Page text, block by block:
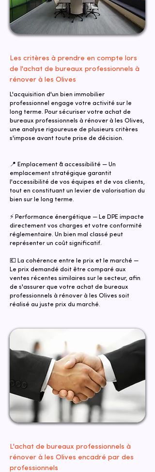
Les critères à prendre en compte lors
de l'achat de bureaux professionnels à
rénover à les Olives
L'acquisition d'un bien immobilier
professionnel engage votre activité sur le
long terme. Pour sécuriser votre achat de
bureaux professionnels à rénover à les Olives,
une analyse rigoureuse de plusieurs critères
s'impose avant toute prise de décision.
📍 Emplacement & accessibilité — Un
emplacement stratégique garantit
l'accessibilité de vos équipes et de vos clients,
tout en constituant un levier de valorisation du
bien sur le long terme.
⚡ Performance énergétique — Le DPE impacte
directement vos charges et votre conformité
réglementaire. Un bien mal classé peut
représenter un coût significatif.
💶 La cohérence entre le prix et le marché —
Le prix demandé doit être comparé aux
ventes récentes similaires sur le secteur, afin
de s'assurer que votre achat de bureaux
professionnels à rénover à les Olives soit
réalisé au juste prix du marché.
L'achat de bureaux professionnels à
rénover à les Olives encadré par des
professionnels